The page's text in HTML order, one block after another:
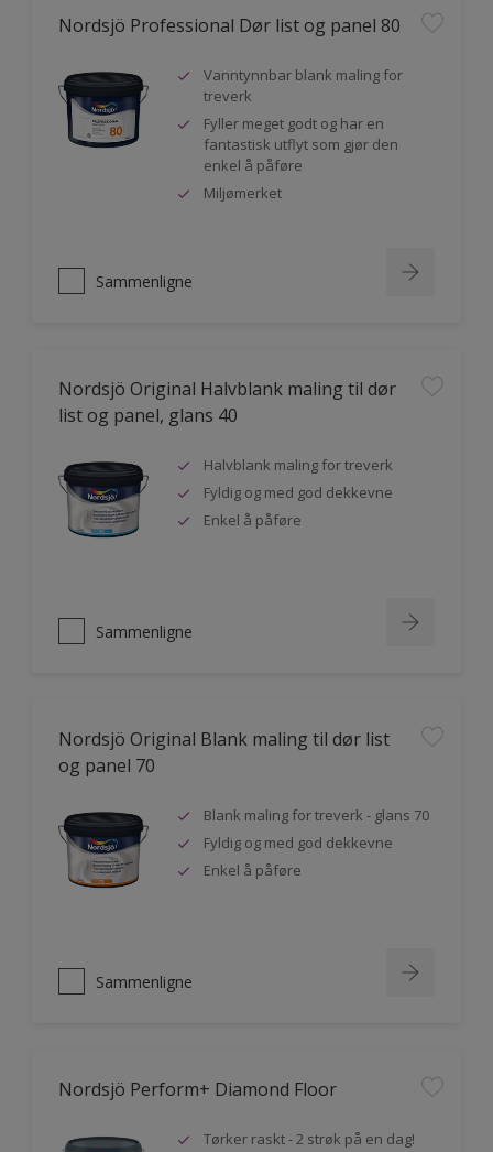
Nordsjö Professional Dør list og panel 80
Vanntynnbar blank maling for
treverk
Fyller meget godt og har en
fantastisk utflyt som gjør den
enkel å påføre
Miljømerket
Sammenligne
Nordsjö Original Halvblank maling til dør
list og panel, glans 40
Halvblank maling for treverk
Fyldig og med god dekkevne
Enkel å påføre
Sammenligne
Nordsjö Original Blank maling til dør list
og panel 70
Blank maling for treverk - glans 70
Fyldig og med god dekkevne
Enkel å påføre
Sammenligne
Nordsjö Perform+ Diamond Floor
Tørker raskt - 2 strøk på en dag!